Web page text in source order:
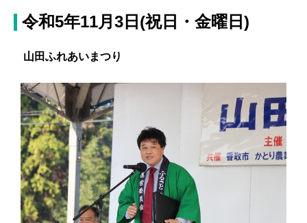
令和5年11月3日(祝日・金曜日)
山田ふれあいまつり